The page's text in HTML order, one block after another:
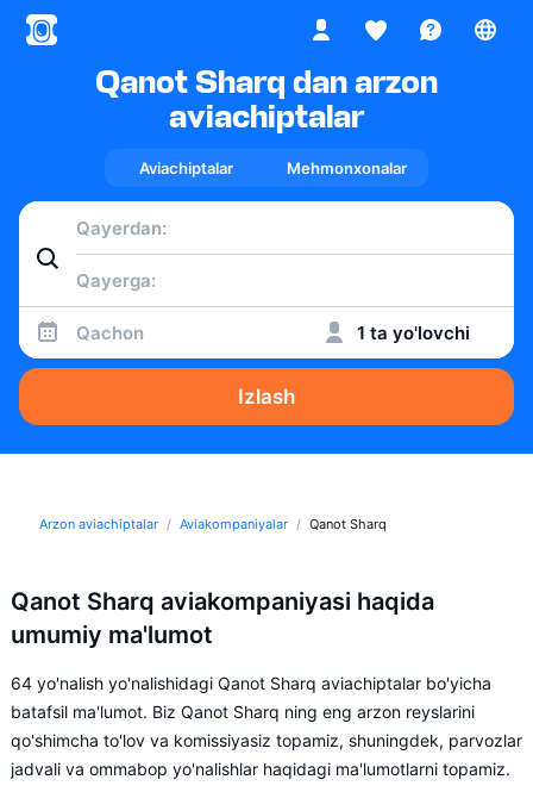
Qanot Sharq dan arzon
aviachiptalar
Aviachiptalar Mehmonxonalar
Qachon 1 ta yo'lovchi
Izlash
Arzon aviachiptalar Aviakompaniyalar Qanot Sharq
Qanot Sharq aviakompaniyasi haqida
umumiy ma'lumot
64 yo'nalish yo'nalishidagi Qanot Sharq aviachiptalar bo'yicha
batafsil ma'lumot. Biz Qanot Sharq ning eng arzon reyslarini
qo'shimcha to'lov va komissiyasiz topamiz, shuningdek, parvozlar
jadvali va ommabop yo'nalishlar haqidagi ma'lumotlarni topamiz.